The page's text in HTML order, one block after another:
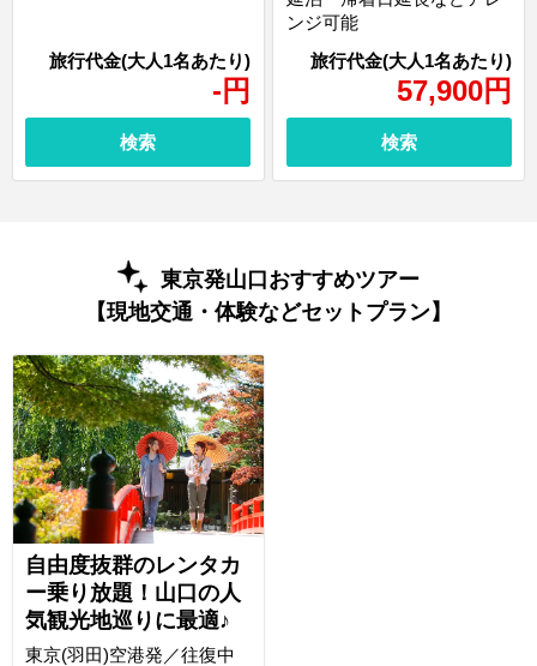
- 円
検索
57,900円
ンジ可能
検索
東京発山口おすすめツアー
【現地交通・体験などセットプラン】
自由度抜群のレンタカ
ー乗り放題！山口の人
気観光地巡りに最適♪
東京(羽田)空港発／往復中